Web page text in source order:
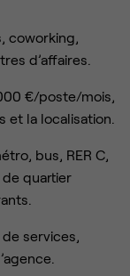
coworking,
d’affaires.
€/poste/mois,
et la localisation.
bus, RER C,
quartier
services,